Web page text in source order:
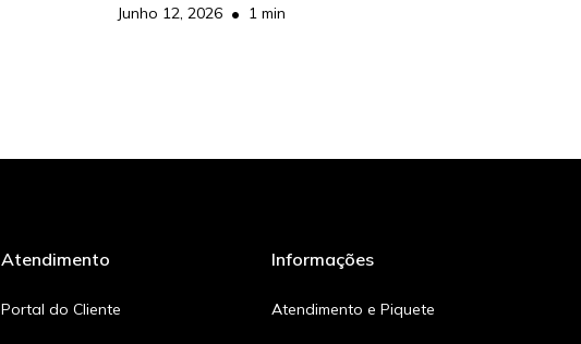
Junho 12, 2026 • 1 min
Atendimento
Portal do Cliente
Informações
Atendimento e Piquete